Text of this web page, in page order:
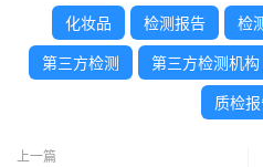
化妆品 检测报告 检
第三方检测 第三方检测机构
质检
上一篇